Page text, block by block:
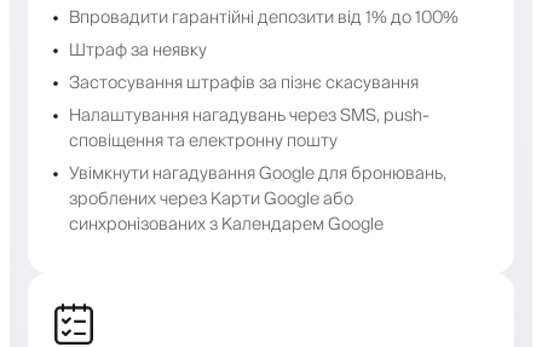
Впровадити гарантійні депозити від 1% до 100%
Штраф за неявку
Застосування штрафів за пізнє скасування
Налаштування нагадувань через SMS, push-
сповіщення та електронну пошту
Увімкнути нагадування Google для бронювань,
зроблених через Карти Google або
синхронізованих з Календарем Google